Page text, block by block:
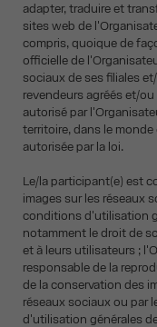
adapter, traduire et
sites web de
compris, quoique de
officielle de
sociaux de ses filiales
revendeurs agréés et/
autorisé par
territoire, dans le
autorisée par la loi.
Le/la participant(e) est
images sur les réseaux
conditions d'utilisation
notamment le droit de
et à leurs utilisateurs ;
responsable de la
de la conservation des
réseaux sociaux ou par
d'utilisation générales